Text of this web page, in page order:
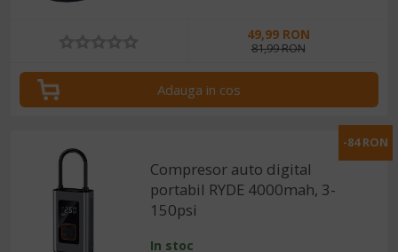
49,99 RON
81,99 RON
Adauga in cos
-84 RON
Compresor auto digital
portabil RYDE 4000mah, 3-
150psi
In stoc